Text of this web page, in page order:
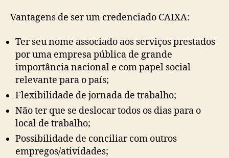
Vantagens de ser um credenciado CAIXA:
Ter seu nome associado aos serviços prestados
por uma empresa pública de grande
importância nacional e com papel social
relevante para o país;
Flexibilidade de jornada de trabalho;
Não ter que se deslocar todos os dias para o
local de trabalho;
Possibilidade de conciliar com outros
empregos/atividades;